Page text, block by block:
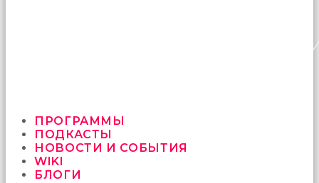
ПРОГРАММЫ
ПОДКАСТЫ
НОВОСТИ И СОБЫТИЯ
WIKI
БЛОГИ